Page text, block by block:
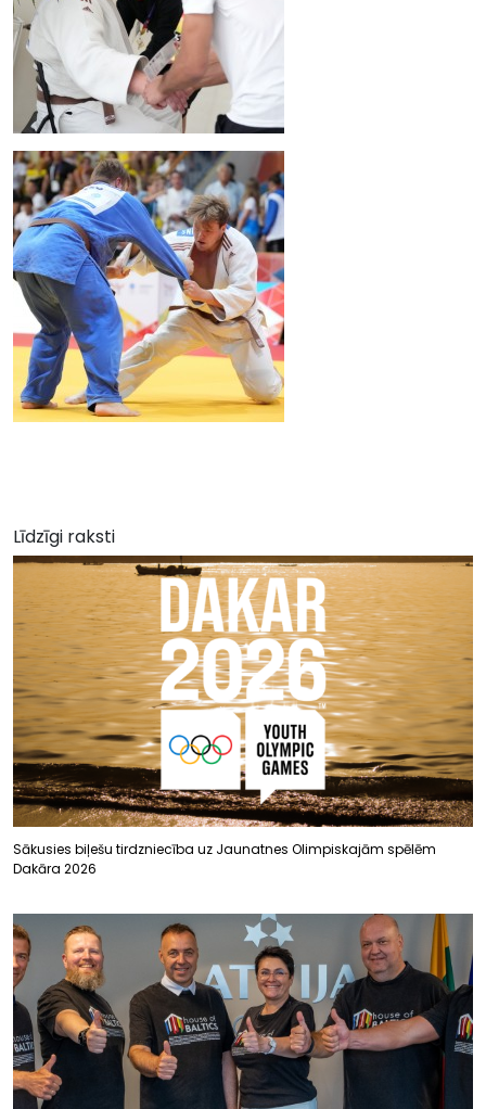
Līdzīgi raksti
Sākusies biļešu tirdzniecība uz Jaunatnes Olimpiskajām spēlēm
Dakāra 2026